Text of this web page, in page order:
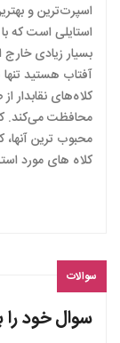
اسپرت‌ترین و
استایلی است که با
بسیار زیادی
آفتاب هستید
کلاه‌های نقابدار
محافظت می‌کند.
محبوب ترین آنها،
کلاه های مورد
سوالات
سوال خود را